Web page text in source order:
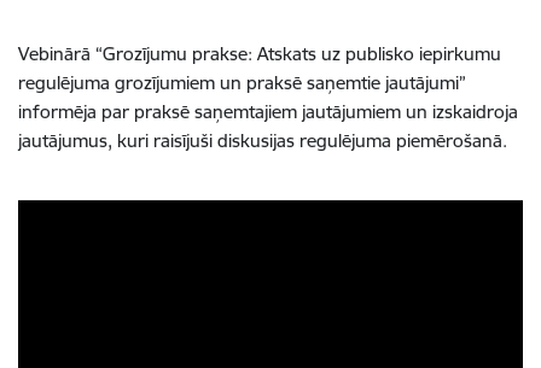
Vebinārā “Grozījumu prakse: Atskats uz publisko iepirkumu
regulējuma grozījumiem un praksē saņemtie jautājumi”
informēja par praksē saņemtajiem jautājumiem un izskaidroja
jautājumus, kuri raisījuši diskusijas regulējuma piemērošanā.